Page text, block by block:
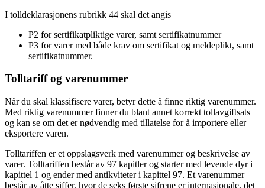
I tolldeklarasjonens rubrikk 44 skal det angis
P2 for sertifikatpliktige varer, samt sertifikatnummer
P3 for varer med både krav om sertifikat og meldeplikt, samt
sertifikatnummer.
Tolltariff og varenummer
Når du skal klassifisere varer, betyr dette å finne riktig varenummer.
Med riktig varenummer finner du blant annet korrekt tollavgiftsats
og kan se om det er nødvendig med tillatelse for å importere eller
eksportere varen.
Tolltariffen er et oppslagsverk med varenummer og beskrivelse av
varer. Tolltariffen består av 97 kapitler og starter med levende dyr i
kapittel 1 og ender med antikviteter i kapittel 97. Et varenummer
består av åtte siffer, hvor de seks første sifrene er internasjonale, det